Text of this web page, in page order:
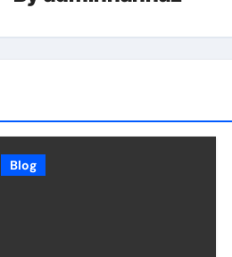
Blog